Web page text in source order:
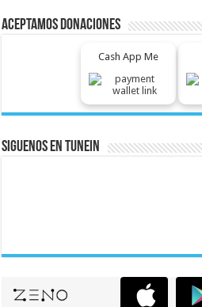
Aceptamos Donaciones
Cash App Me
Siguenos En Tunein